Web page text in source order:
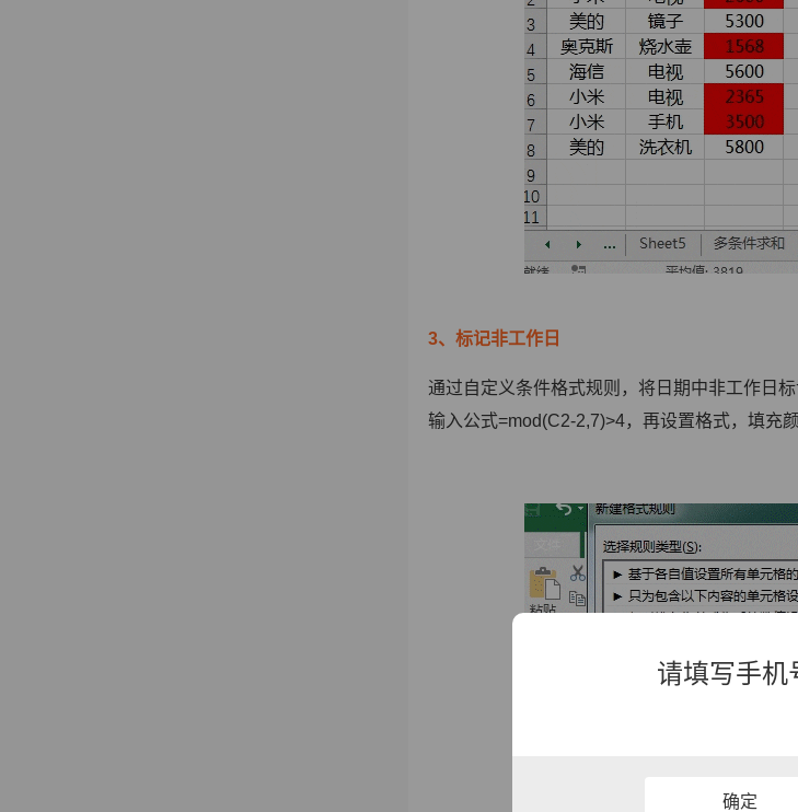
3、标记非工作日
通过自定义条件格式规则，将日期中非工作日
输入公式=mod(C2-2,7)>4，再设置格式，填充
请填写手机
确定